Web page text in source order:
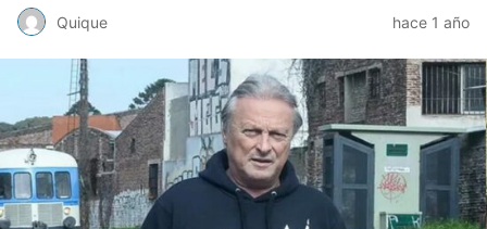
Quique hace 1 año